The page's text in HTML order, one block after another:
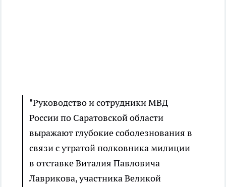
"Руководство и сотрудники МВД
России по Саратовской области
выражают глубокие соболезнования в
связи с утратой полковника милиции
в отставке Виталия Павловича
Лаврикова, участника Великой